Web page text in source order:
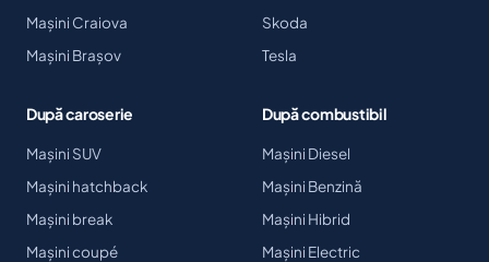
Mașini Craiova
Mașini Brașov
Skoda
Tesla
După caroserie
Mașini SUV
Mașini hatchback
Mașini break
Mașini coupé
După combustibil
Mașini Diesel
Mașini Benzină
Mașini Hibrid
Mașini Electric